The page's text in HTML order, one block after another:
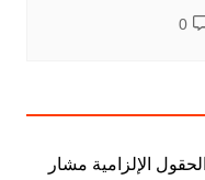
0
الحقول الإلزامية مشار